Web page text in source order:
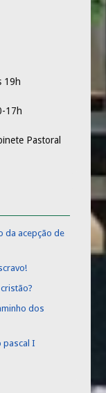
19h
17h
Pastoral
da acepção de
dos
pascal I